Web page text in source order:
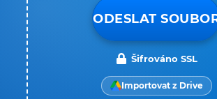
ODESLAT
Šifrováno SSL
Importovat z Drive